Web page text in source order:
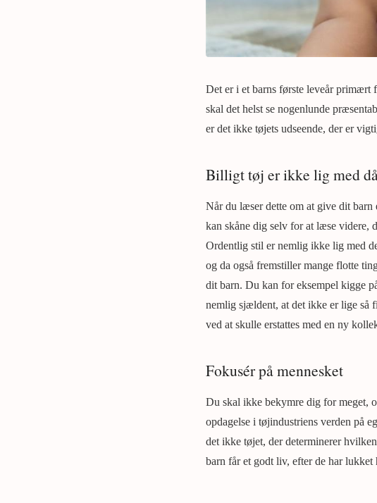
Det er i et barns første leveår
skal det helst se nogenlunde
er det ikke tøjets udseende, der er
Billigt tøj er ikke lig med
Når du læser dette om at give dit
kan skåne dig selv for at læse videre,
Ordentlig stil er nemlig ikke lig med
og da også fremstiller mange flotte
dit barn. Du kan for eksempel kigge
nemlig sjældent, at det ikke er lige så
ved at skulle erstattes med en ny
Fokusér på mennesket
Du skal ikke bekymre dig for meget,
opdagelse i tøjindustriens verden på
det ikke tøjet, der determinerer
barn får et godt liv, efter de har lukket